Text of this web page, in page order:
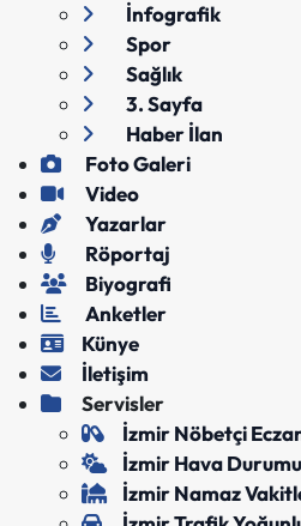
İnfografik
Spor
Sağlık
3. Sayfa
Haber İlan
Foto Galeri
Video
Yazarlar
Röportaj
Biyografi
Anketler
Künye
İletişim
Servisler
İzmir Nöbetçi
İzmir Hava Durumu
İzmir Namaz